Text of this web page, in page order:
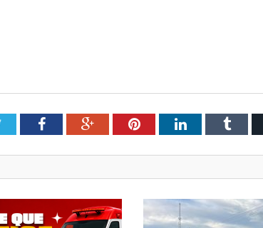
TwitterFacebookGoogle+PinterestLinkedIn